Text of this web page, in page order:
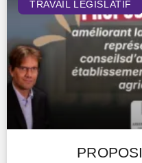
TRAVAIL LÉGISLATIF